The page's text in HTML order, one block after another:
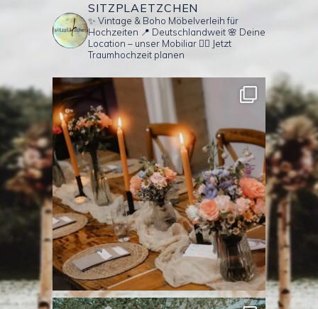
SITZPLAETZCHEN
✨ Vintage & Boho Möbelverleih für
Hochzeiten 📍 Deutschlandweit🌸 Deine
Location – unser Mobiliar 👇🏼 Jetzt
Traumhochzeit planen